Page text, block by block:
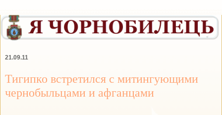
21.09.11
Тигипко встретился с митингующими
чернобыльцами и афганцами